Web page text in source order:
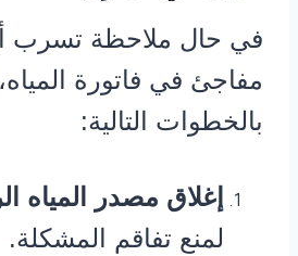
في حال ملاحظة تسرب
مفاجئ في فاتورة
بالخطوات التالية:
إغلاق مصدر المياه
لمنع تفاقم المشكلة.